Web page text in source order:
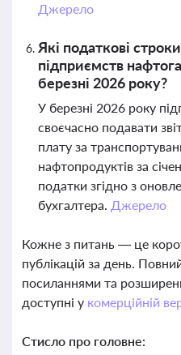
Джерело
Які податкові
підприємств
березні 2026 року?
У березні 2026 року
своєчасно подавати
плату за
нафтопродуктів за
податки згідно з
бухгалтера. Джерело
Кожне з питань — це
публікацій за день.
посиланнями та
доступні у комерційній
Стисло про головне: